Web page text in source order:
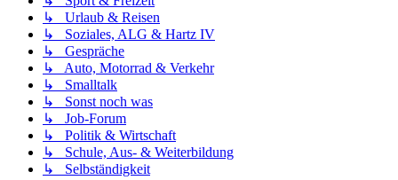
↳ Urlaub & Reisen
↳ Soziales, ALG & Hartz IV
↳ Gespräche
↳ Auto, Motorrad & Verkehr
↳ Smalltalk
↳ Sonst noch was
↳ Job-Forum
↳ Politik & Wirtschaft
↳ Schule, Aus- & Weiterbildung
↳ Selbständigkeit